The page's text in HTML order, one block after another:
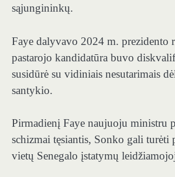
sąjungininkų.
Faye dalyvavo 2024 m. prezidento
pastarojo kandidatūra buvo
susidūrė su vidiniais nesutarimais
santykio.
Pirmadienį Faye naujuoju
schizmai tęsiantis, Sonko gali turėti
vietų Senegalo įstatymų